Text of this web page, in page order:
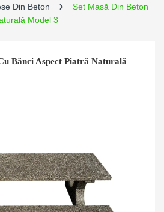
Din Beton
Set Masă Din Beton
Model 3
Bănci Aspect Piatră Naturală